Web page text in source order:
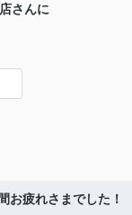
さんに
お疲れさまでした！